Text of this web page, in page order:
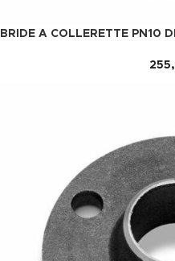
BRIDE A COLLERETTE PN10